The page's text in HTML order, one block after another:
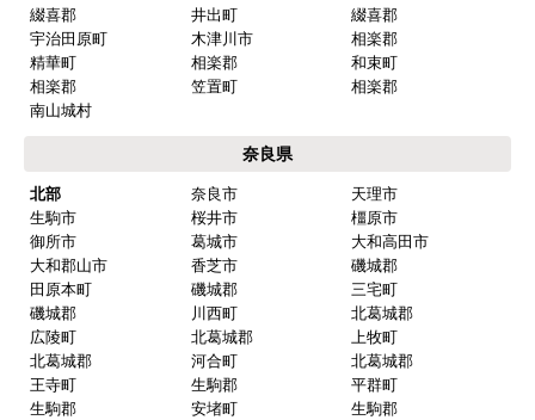
綴喜郡
井出町
綴喜郡
宇治田原町
木津川市
相楽郡
精華町
相楽郡
和束町
相楽郡
笠置町
相楽郡
南山城村
奈良県
北部 奈良市
天理市
生駒市
桜井市
橿原市
御所市
葛城市
大和高田市
大和郡山市
香芝市
磯城郡
田原本町
磯城郡
三宅町
磯城郡
川西町
北葛城郡
広陵町
北葛城郡
上牧町
北葛城郡
河合町
北葛城郡
王寺町
生駒郡
平群町
生駒郡
安堵町
生駒郡